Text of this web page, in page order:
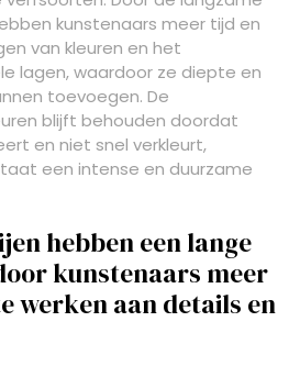
kunstenaars meer tijd en
van kleuren en het
lagen, waardoor ze diepte en
toevoegen. De
blijft behouden doordat
en niet snel verkleurt,
een intense en duurzame
hebben een lange
kunstenaars meer
werken aan details en